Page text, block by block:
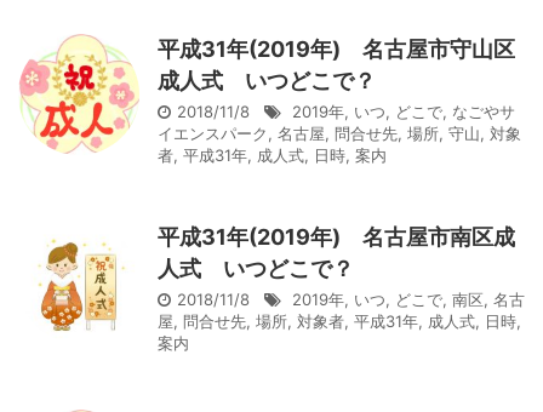
平成31年(2019年) 名古屋市守山区
成人式 いつどこで？
2018/11/8 2019年, いつ, どこで, なごやサ
イエンスパーク, 名古屋, 問合せ先, 場所, 守山, 対象
者, 平成31年, 成人式, 日時, 案内
平成31年(2019年) 名古屋市南区成
人式 いつどこで？
2018/11/8 2019年, いつ, どこで, 南区, 名古
屋, 問合せ先, 場所, 対象者, 平成31年, 成人式, 日時,
案内